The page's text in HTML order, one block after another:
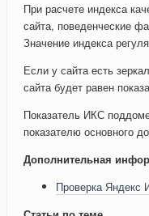
При расчете индекса
сайта, поведенческие
Значение индекса
Если у сайта есть
сайта будет равен
Показатель ИКС
показателю основного
Дополнительная
Проверка Яндекс